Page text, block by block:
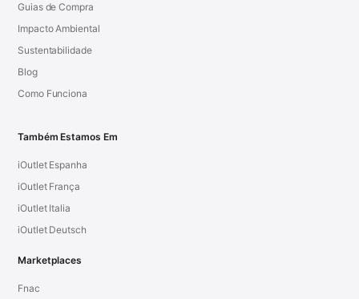
Guias de Compra
Impacto Ambiental
Sustentabilidade
Blog
Como Funciona
Também Estamos Em
iOutlet Espanha
iOutlet França
iOutlet Italia
iOutlet Deutsch
Marketplaces
Fnac